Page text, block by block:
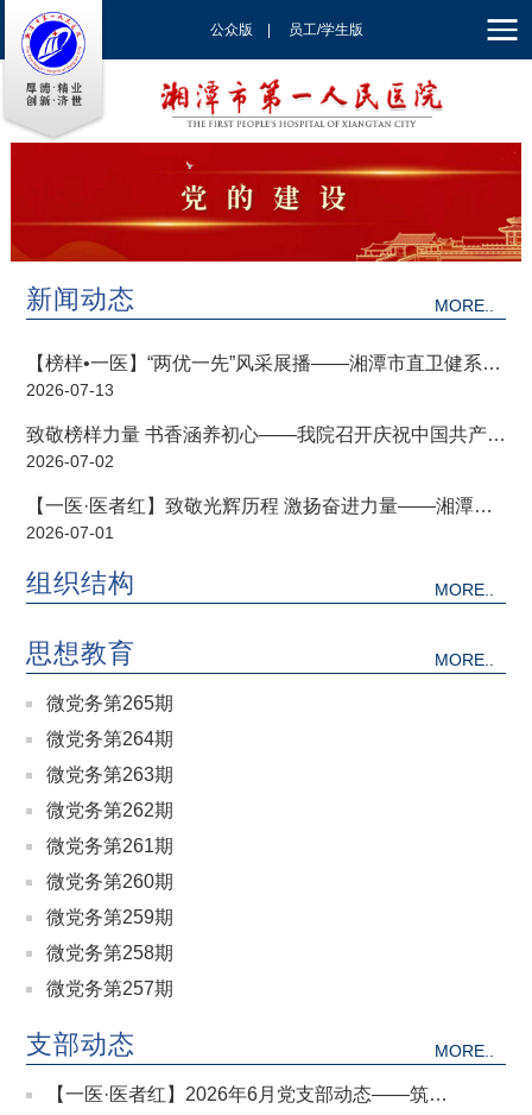
公众版 员工/学生版
| EN
新闻动态 MORE..
【榜样•一医】“两优一先”风采展播——湘潭市直卫健系统
先进基层党组织：内科四党支部
2026-07-13
致敬榜样力量 书香涵养初心——我院召开庆祝中国共产党
成立105周年暨“两优一先”表彰大会、“书香一医”读书分享
会
2026-07-02
【一医·医者红】致敬光辉历程 激扬奋进力量——湘潭市
第一人民医院组织收看庆祝中国共产党成立105周年大会
2026-07-01
组织结构 MORE..
思想教育 MORE..
微党务第265期
微党务第264期
微党务第263期
微党务第262期
微党务第261期
微党务第260期
微党务第259期
微党务第258期
微党务第257期
支部动态 MORE..
【一医·医者红】2026年6月党支部动态——筑牢